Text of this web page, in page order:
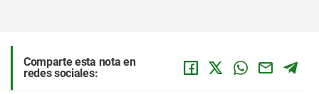
Comparte esta nota en
redes sociales: